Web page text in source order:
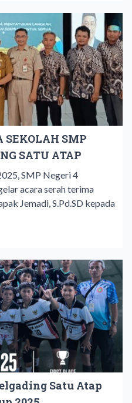
SEKOLAH SMP
SATU ATAP
SMP Negeri 4
acara serah terima
Jemadi, S.Pd.SD kepada
Satu Atap